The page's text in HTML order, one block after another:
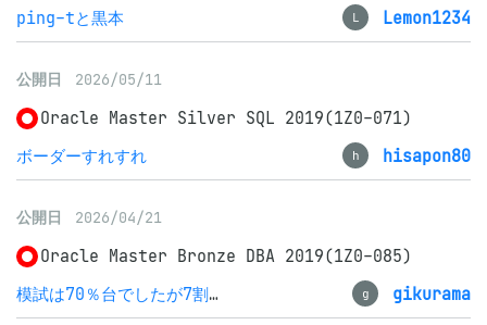
ping-tと黒本
L Lemon1234
公開日 2026/05/11
Oracle Master Silver SQL 2019(1Z0-071)
ボーダーすれすれ
h hisapon80
公開日 2026/04/21
Oracle Master Bronze DBA 2019(1Z0-085)
模試は70％台でしたが7割で合格しました
g gikurama